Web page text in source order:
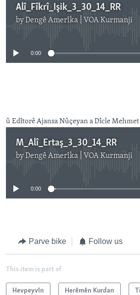
Alî_Fîkrî_Işik_3_30_14_RR
byDengê Amerîka | VOA Kurmanji
No media source
0:00
û Edîtorê Ajansa Nûçeyan a Dîcle
M_Alî_Ertaş_3_30_14_RR
byDengê Amerîka | VOA Kurmanji
No media source
0:00
Parve bike Follow us
This item is part of
Hevpeyvîn Herêmên Kurdan